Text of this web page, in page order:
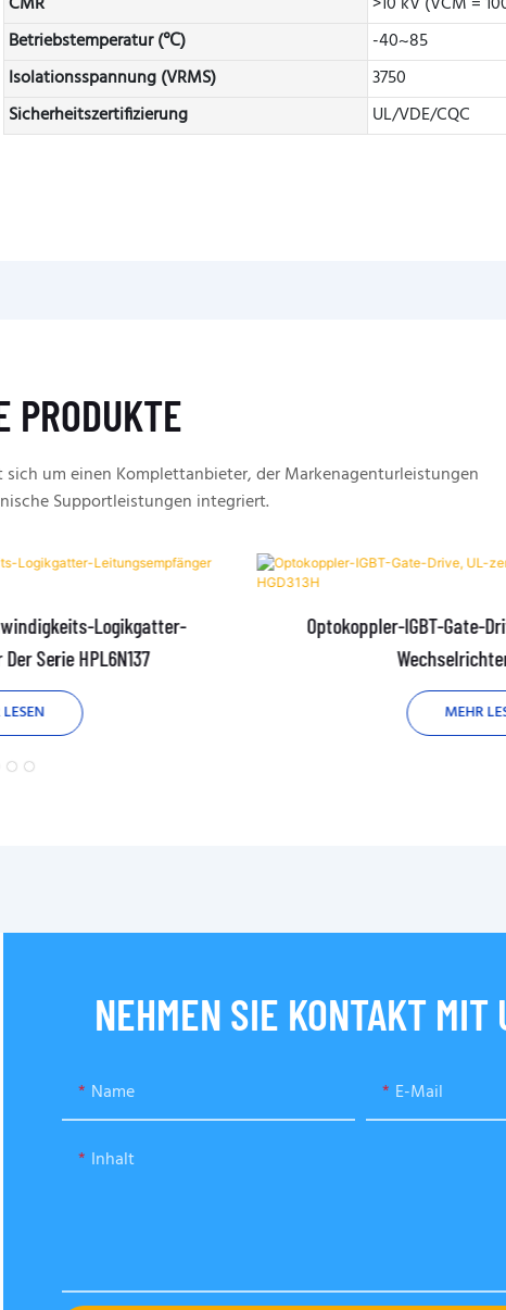
Betriebstemperatur (℃)
-40~85
Isolationsspannung (VRMS)
3750
Sicherheitszertifizierung
UL/VDE/CQC
PRODUKTE
um einen Komplettanbieter, der Markenagenturleistungen
Supportleistungen integriert.
Logikgatter-
Serie HPL6N137
Optokoppler-IGBT-Gate-
MEHR
NEHMEN SIE KONTAKT MIT
Name E-Mail
Inhalt